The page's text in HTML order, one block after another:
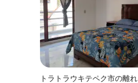
トラトラウキテペク市の離れ